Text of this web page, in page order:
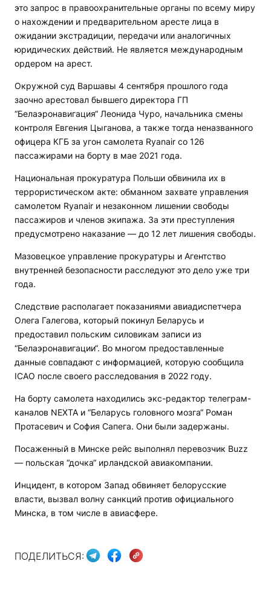
это запрос в правоохранительные органы по всему миру
о нахождении и предварительном аресте лица в
ожидании экстрадиции, передачи или аналогичных
юридических действий. Не является международным
ордером на арест.
Окружной суд Варшавы 4 сентября прошлого года
заочно арестовал бывшего директора ГП
“Белаэронавигация“ Леонида Чуро, начальника смены
контроля Евгения Цыганова, а также тогда неназванного
офицера КГБ за угон самолета Ryanair со 126
пассажирами на борту в мае 2021 года.
Национальная прокуратура Польши обвинила их в
террористическом акте: обманном захвате управления
самолетом Ryanair и незаконном лишении свободы
пассажиров и членов экипажа. За эти преступления
предусмотрено наказание — до 12 лет лишения свободы.
Мазовецкое управление прокуратуры и Агентство
внутренней безопасности расследуют это дело уже три
года.
Следствие располагает показаниями авиадиспетчера
Олега Галегова, который покинул Беларусь и
предоставил польским силовикам записи из
“Белаэронавигации“. Во многом предоставленные
данные совпадают с информацией, которую сообщила
ICAO после своего расследования в 2022 году.
На борту самолета находились экс-редактор телеграм-
каналов NEXTA и “Беларусь головного мозга“ Роман
Протасевич и София Сапега. Они были задержаны.
Посаженный в Минске рейс выполнял перевозчик Buzz
— польская “дочка“ ирландской авиакомпании.
Инцидент, в котором Запад обвиняет белорусские
власти, вызвал волну санкций против официального
Минска, в том числе в авиасфере.
ПОДЕЛИТЬСЯ: